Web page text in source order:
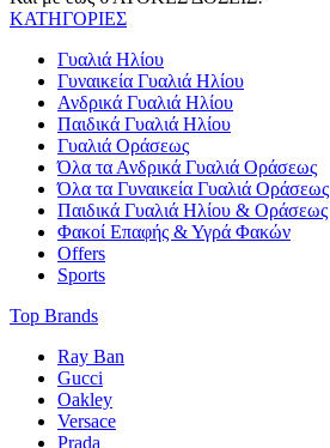
ΚΑΤΗΓΟΡΙΕΣ
Γυαλιά Ηλίου
Γυναικεία Γυαλιά Ηλίου
Ανδρικά Γυαλιά Ηλίου
Παιδικά Γυαλιά Ηλίου
Γυαλιά Οράσεως
Όλα τα Ανδρικά Γυαλιά Οράσεως
Όλα τα Γυναικεία Γυαλιά Οράσεως
Παιδικά Γυαλιά Ηλίου & Οράσεως
Φακοί Επαφής & Υγρά Φακών
Offers
Sports
Top Brands
Ray Ban
Gucci
Oakley
Versace
Prada